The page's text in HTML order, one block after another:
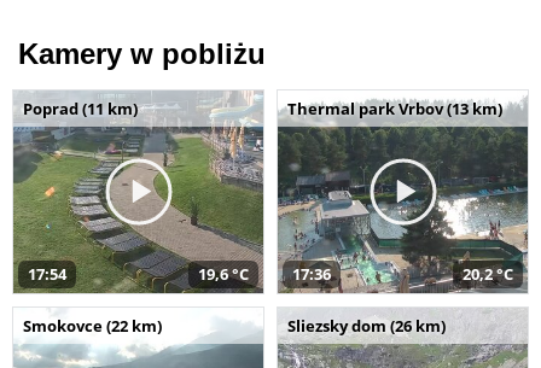
Kamery w pobliżu
Poprad (11 km)
17:54 19,6 °C
Thermal park Vrbov (13 km)
17:36 20,2 °C
Smokovce (22 km) Sliezsky dom (26 km)